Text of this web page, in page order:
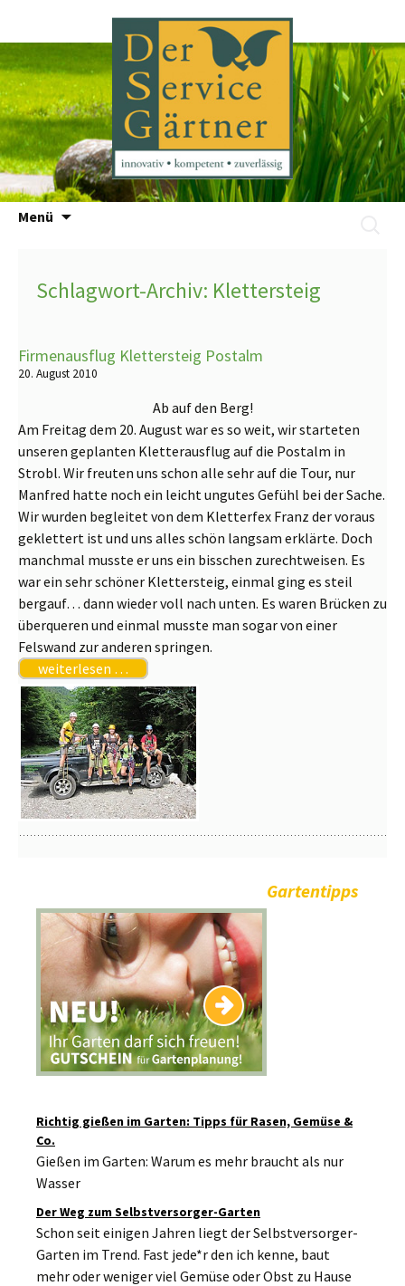
Menü
Zum
Schlagwort-Archiv: Klettersteig
Firmenausflug Klettersteig Postalm
20. August 2010
Ab auf den Berg!
Am Freitag dem 20. August war es so weit, wir starteten
unseren geplanten Kletterausflug auf die Postalm in
Strobl. Wir freuten uns schon alle sehr auf die Tour, nur
Manfred hatte noch ein leicht ungutes Gefühl bei der Sache.
Wir wurden begleitet von dem Kletterfex Franz der voraus
geklettert ist und uns alles schön langsam erklärte. Doch
manchmal musste er uns ein bisschen zurechtweisen. Es
war ein sehr schöner Klettersteig, einmal ging es steil
bergauf… dann wieder voll nach unten. Es waren Brücken zu
überqueren und einmal musste man sogar von einer
Felswand zur anderen springen.
weiterlesen …
Gartentipps
Richtig gießen im Garten: Tipps für Rasen, Gemüse &
Co.
Gießen im Garten: Warum es mehr braucht als nur
Wasser
Der Weg zum Selbstversorger-Garten
Schon seit einigen Jahren liegt der Selbstversorger-
Garten im Trend. Fast jede*r den ich kenne, baut
mehr oder weniger viel Gemüse oder Obst zu Hause